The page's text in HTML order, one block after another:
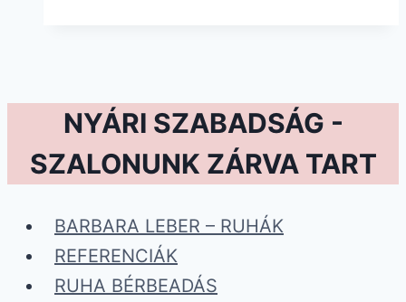
NYÁRI SZABADSÁG -
SZALONUNK ZÁRVA TART
BARBARA LEBER – RUHÁK
REFERENCIÁK
RUHA BÉRBEADÁS